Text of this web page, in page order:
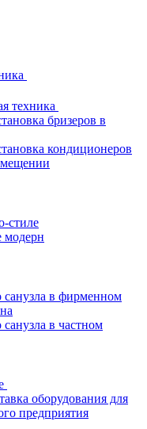
техника
бризеров в
кондиционеров
стиле
модерн
санузла в фирменном
в частном
оборудования для
предприятия